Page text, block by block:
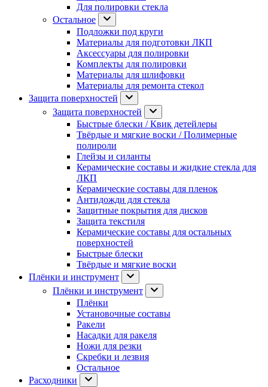
Для полировки стекла
Остальное
Подложки под круги
Материалы для подготовки ЛКП
Аксессуары для полировки
Комплекты для полировки
Материалы для шлифовки
Материалы для ремонта стекол
Защита поверхностей
Защита поверхностей
Быстрые блески / Квик детейлеры
Твёрдые и мягкие воски / Полимерные
полироли
Глейзы и силанты
Керамические составы и жидкие стекла для
ЛКП
Керамические составы для пленок
Антидожди для стекла
Защитные покрытия для дисков
Защита текстиля
Керамические составы для остальных
поверхностей
Быстрые блески
Твёрдые и мягкие воски
Плёнки и инструмент
Плёнки и инструмент
Плёнки
Установочные составы
Ракели
Насадки для ракеля
Ножи для резки
Скребки и лезвия
Остальное
Расходники